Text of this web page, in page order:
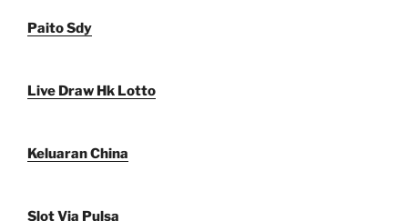
Paito Sdy
Live Draw Hk Lotto
Keluaran China
Slot Via Pulsa